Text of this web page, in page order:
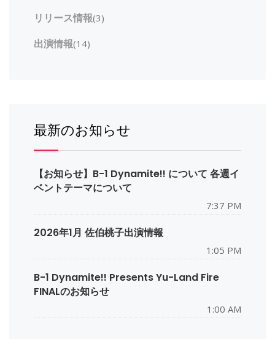
リリース情報(3)
出演情報(14)
最新のお知らせ
【お知らせ】B-1 Dynamite!! について 各週イ
ベントテーマについて
7:37 PM
2026年1月 佐伯桃子出演情報
1:05 PM
B-1 Dynamite!! Presents Yu-Land Fire
FINALのお知らせ
1:00 AM